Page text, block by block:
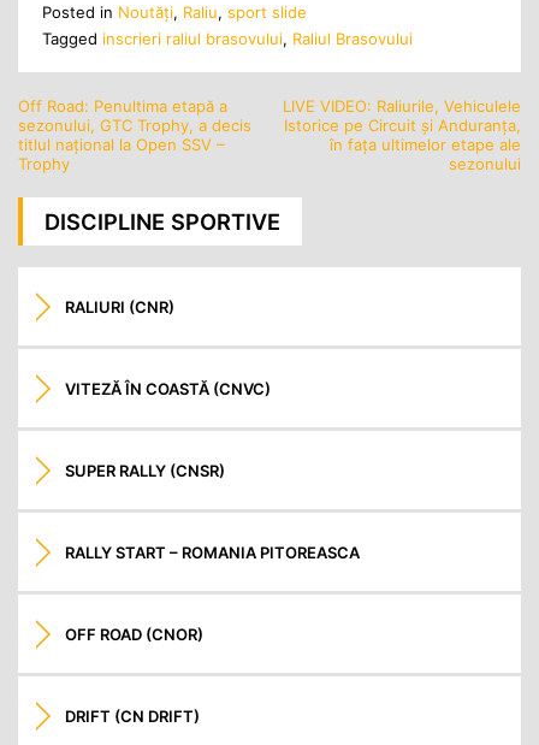
Posted in Noutăţi, Raliu, sport slide
Tagged inscrieri raliul brasovului, Raliul Brasovului
Navigare
în
articole
Off Road: Penultima etapă a
sezonului, GTC Trophy, a decis
titlul național la Open SSV –
Trophy
LIVE VIDEO: Raliurile, Vehiculele
Istorice pe Circuit și Anduranța,
în fața ultimelor etape ale
sezonului
DISCIPLINE SPORTIVE
RALIURI (CNR)
VITEZĂ ÎN COASTĂ (CNVC)
SUPER RALLY (CNSR)
RALLY START – ROMANIA PITOREASCA
OFF ROAD (CNOR)
DRIFT (CN DRIFT)